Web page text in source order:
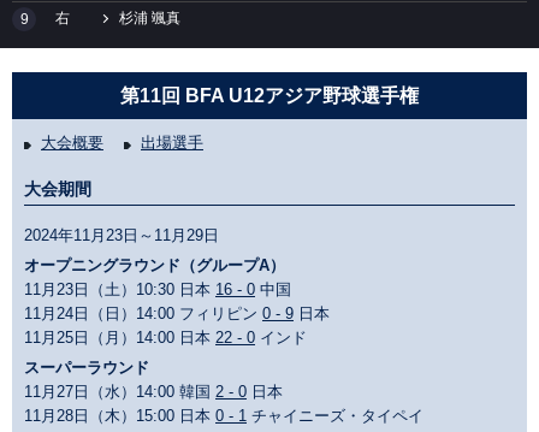
9 右 杉浦 颯真
第11回 BFA U12アジア野球選手権
大会概要 出場選手
大会期間
2024年11月23日～11月29日
オープニングラウンド（グループA）
11月23日（土）10:30 日本 16 - 0 中国
11月24日（日）14:00 フィリピン 0 - 9 日本
11月25日（月）14:00 日本 22 - 0 インド
スーパーラウンド
11月27日（水）14:00 韓国 2 - 0 日本
11月28日（木）15:00 日本 0 - 1 チャイニーズ・タイペイ